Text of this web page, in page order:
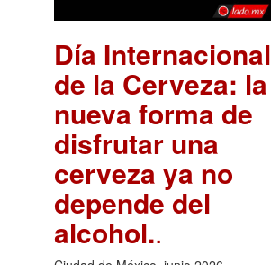
Día Internacional
de la Cerveza: la
nueva forma de
disfrutar una
cerveza ya no
depende del
alcohol..